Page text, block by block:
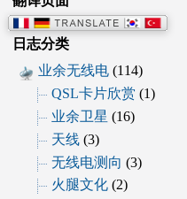
日志分类
业余无线电(114)
QSL卡片欣赏 (1)
业余卫星 (16)
天线(3)
无线电测向 (3)
火腿文化(2)